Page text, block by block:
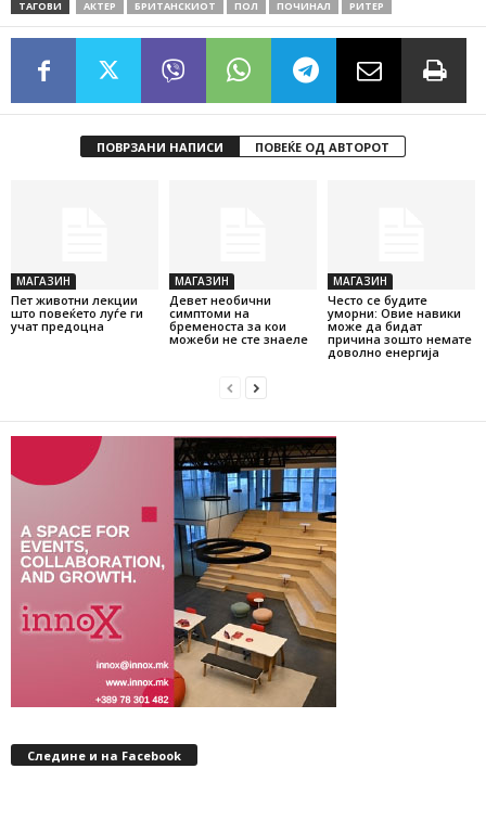
ТАГОВИ АКТЕР БРИТАНСКИОТ ПОЛ ПОЧИНАЛ РИТЕР
ПОВРЗАНИ НАПИСИ ПОВЕЌЕ ОД АВТОРОТ
МАГАЗИН
Пет животни лекции
што повеќето луѓе ги
учат предоцна
МАГАЗИН
Девет необични
симптоми на
бременоста за кои
можеби не сте знаеле
МАГАЗИН
Често се будите
уморни: Овие навики
може да бидат
причина зошто немате
доволно енергија
Следине и на Facebook